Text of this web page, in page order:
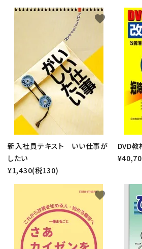
新入社員テキスト いい仕事が
したい
¥1,430(税130)
favorite
DVD
favorite